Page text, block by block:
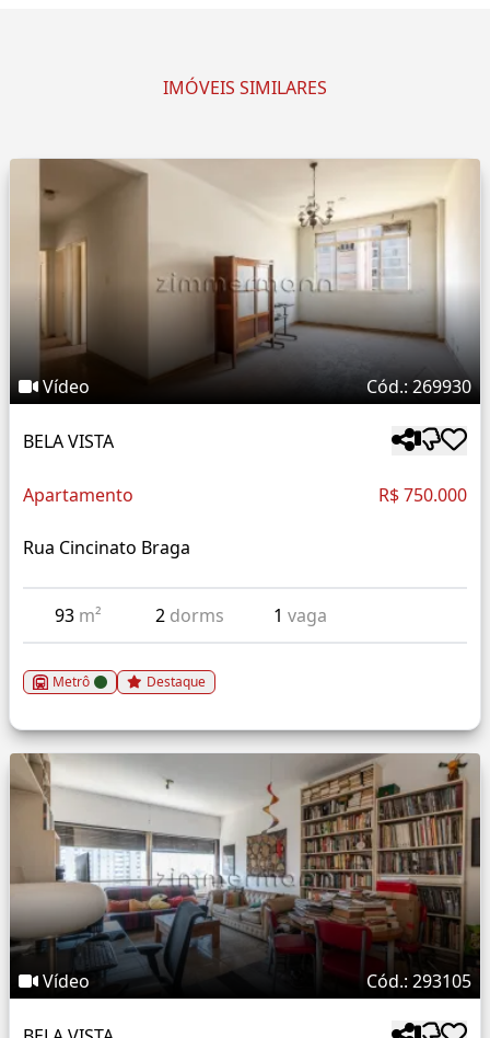
IMÓVEIS SIMILARES
Vídeo Cód.: 269930
BELA VISTA
Apartamento R$ 750.000
Rua Cincinato Braga
93 m² 2 dorms 1vaga
Metrô Destaque
Vídeo Cód.: 293105